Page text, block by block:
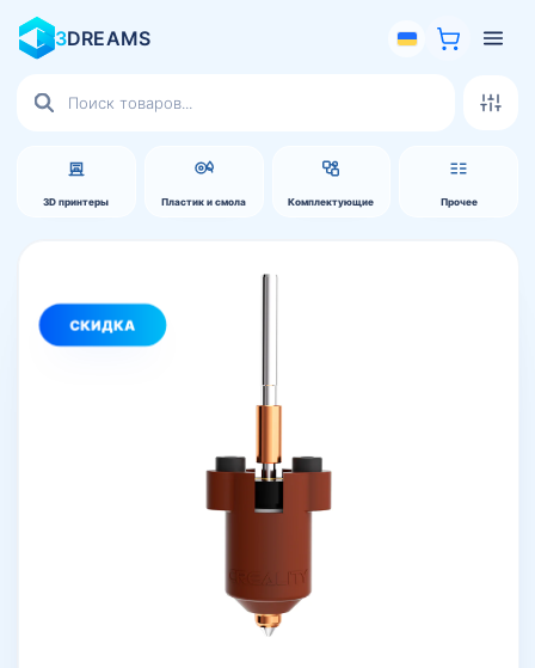
3DREAMS
3D принтеры Пластик и смола Комплектующие Прочее
товаров